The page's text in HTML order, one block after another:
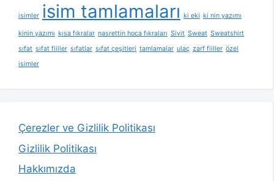
isimler isim tamlamaları ki eki ki nin yazımı
kinin yazımı kısa fıkralar nasrettin hoca fıkraları Sivit Sweat Sweatshirt
sıfat sıfat fiiller sıfatlar sıfat çeşitleri tamlamalar ulaç zarf fiiller özel
isimler
Çerezler ve Gizlilik Politikası
Gizlilik Politikası
Hakkımızda